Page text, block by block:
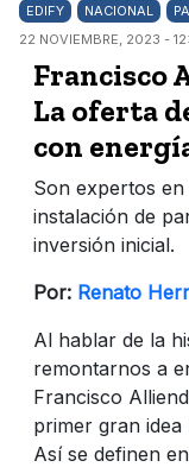
EDIFY
NACIONAL
22 NOVIEMBRE, 2023 -
Francisco
La oferta
con
Son expertos
instalación de
inversión inicial.
Por: Renato
Al hablar de la
remontarnos a
Francisco
primer gran
Así se definen